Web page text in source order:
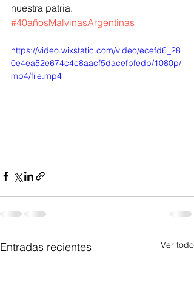
nuestra patria.
#40añosMalvinasArgentinas
https://video.wixstatic.com/video/ecefd6_28
0e4ea52e674c4c8aacf5dacefbfedb/1080p/
mp4/file.mp4
Entradas recientes Ver todo